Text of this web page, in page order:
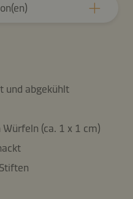
und abgekühlt
(ca. 1 x 1 cm)